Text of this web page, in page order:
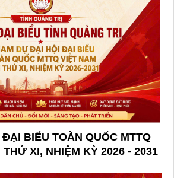
ĐẠI BIỂU TOÀN QUỐC MTTQ
XI, NHIỆM KỲ 2026 - 2031